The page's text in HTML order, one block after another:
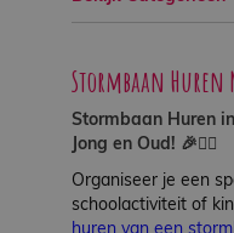
spelen
Werken
Stormbaan Huren
Stormbaan Huren
Jong en Oud! 🎉🏃‍♂️
Organiseer je een
schoolactiviteit of